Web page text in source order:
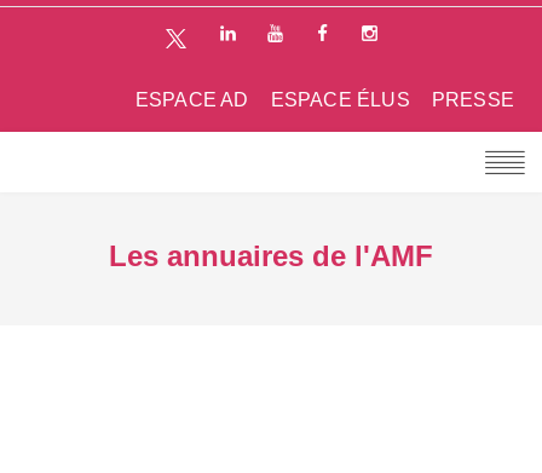
PRESSE
ESPACE ÉLUS
ESPACE AD
Les annuaires de l'AMF